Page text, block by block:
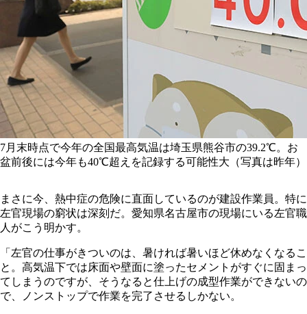
7月末時点で今年の全国最高気温は埼玉県熊谷市の39.2℃。お
盆前後には今年も40℃超えを記録する可能性大（写真は昨年）
まさに今、熱中症の危険に直面しているのが建設作業員。特に
左官現場の窮状は深刻だ。愛知県名古屋市の現場にいる左官職
人がこう明かす。
「左官の仕事がきついのは、暑ければ暑いほど休めなくなるこ
と。高気温下では床面や壁面に塗ったセメントがすぐに固まっ
てしまうのですが、そうなると仕上げの成型作業ができないの
で、ノンストップで作業を完了させるしかない。